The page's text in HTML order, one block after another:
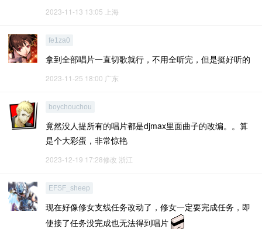
2023-11-13 13:05 上海
fe1za0
拿到全部唱片一直切歌就行，不用全听完，但是挺好听的
2023-11-25 18:00 广东
boychouchou
竟然没人提所有的唱片都是djmax里面曲子的改编。。算
是个大彩蛋，非常惊艳
2023-12-19 17:28修改 浙江
EFSF_sheep
现在好像修女支线任务改动了，修女一定要完成任务，即
使接了任务没完成也无法得到唱片